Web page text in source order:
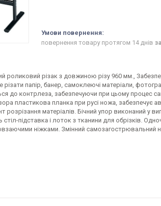
повернення товару протягом 14 днів
різак з довжиною різу 960 мм.,
папір, банер, самоклеючі матеріали,
до контрлеза, забезпечуючи при цьому процес
пластикова планка при русі ножа, забезпечує
розрізання матеріалів. Бічний упор виконаний у
підставка і лоток з тканини для обрізків.
ніжками. Змінний самозагострювальний